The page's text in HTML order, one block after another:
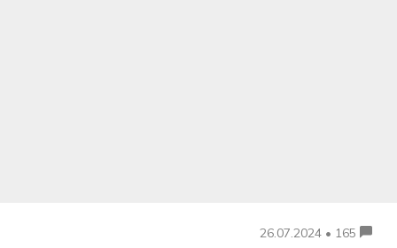
26.07.2024 • 165